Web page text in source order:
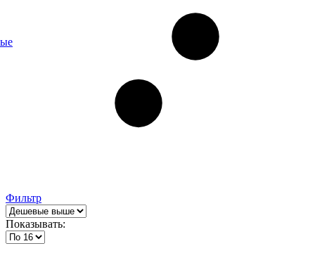
Фильтр
Показывать: